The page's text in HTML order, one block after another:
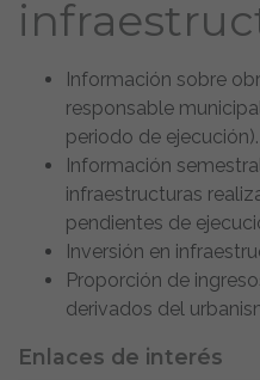
Información sobre
responsable
periodo de ejecución).
Información
infraestructuras
pendientes de
Inversión en
Proporción de
derivados del
Enlaces de interés